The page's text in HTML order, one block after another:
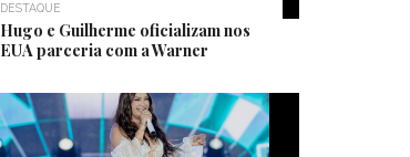
DESTAQUE
Hugo e Guilherme oficializam nos
EUA parceria com a Warner